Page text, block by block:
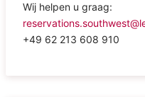
Wij helpen u graag:
+49 62 213 608 910